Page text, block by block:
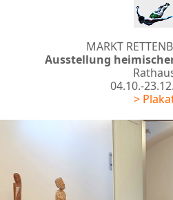
MARKT
Ausstellung
04.10.-
>